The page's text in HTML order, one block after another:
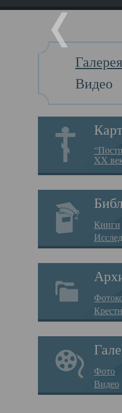
Галерея
Видео
XX
Книги
Фото
Видео